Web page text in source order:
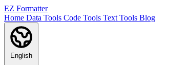
EZ Formatter
Home Data Tools Code Tools Text Tools Blog
English